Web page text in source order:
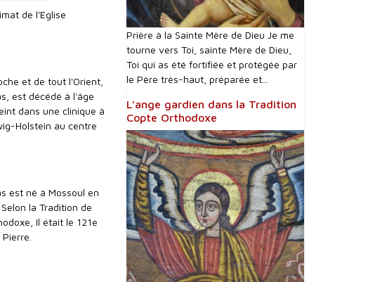
de l'Eglise
et de tout l'Orient,
est décédé à l'âge
dans une clinique à
Holstein au centre
est né à Mossoul en
la Tradition de
Il était le 121e
Prière à la Sainte Mère de Dieu Je me
tourne vers Toi, sainte Mère de Dieu,
Toi qui as été fortifiée et protégée par
le Père très-haut, préparée et...
L’ange gardien dans la Tradition
Copte Orthodoxe